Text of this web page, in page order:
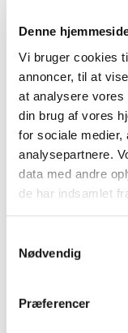
Denne
Vi bruger cookies
annoncer, til at
at analysere vores
din brug af vores
for sociale medier,
analysepartnere.
data med andre
de har indsamlet
Nødvendig
Præferencer
Adalyn pude,